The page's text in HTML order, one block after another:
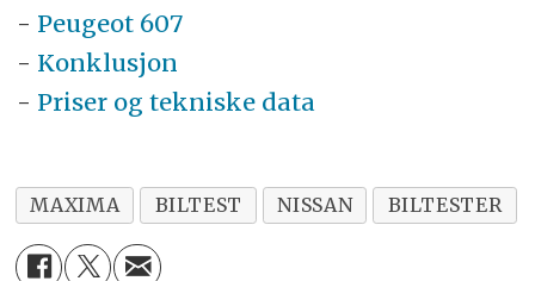
- Peugeot 607
- Konklusjon
- Priser og tekniske data
MAXIMA BILTEST NISSAN BILTESTER